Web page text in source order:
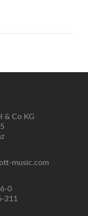
& Co KG
music.com
0
211